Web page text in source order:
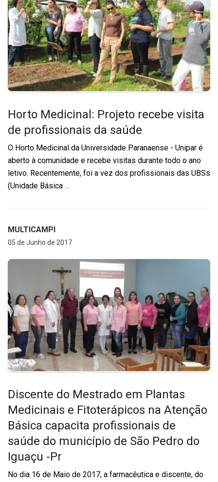
Horto Medicinal: Projeto recebe visita
de profissionais da saúde
O Horto Medicinal da Universidade Paranaense - Unipar é
aberto à comunidade e recebe visitas durante todo o ano
letivo. Recentemente, foi a vez dos profissionais das UBSs
(Unidade Básica …
MULTICAMPI
05 de Junho de 2017
Discente do Mestrado em Plantas
Medicinais e Fitoterápicos na Atenção
Básica capacita profissionais de
saúde do município de São Pedro do
Iguaçu -Pr
No dia 16 de Maio de 2017, a farmacêutica e discente, do